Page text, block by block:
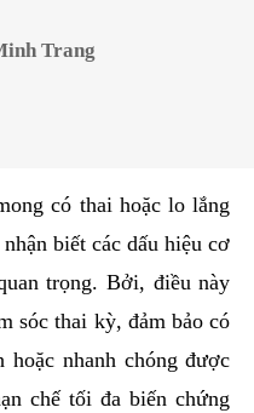
Trang
có thai hoặc lo lắng
biết các dấu hiệu cơ
trọng. Bởi, điều này
sóc thai kỳ, đảm bảo có
nhanh chóng được
chế tối đa biến chứng